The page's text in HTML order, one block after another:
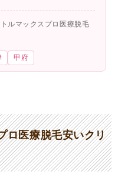
ルマックスプロ医療脱毛
甲府
ロ医療脱毛安いクリ